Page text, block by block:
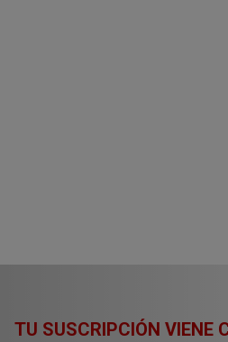
TU SUSCRIPCIÓN VIENE